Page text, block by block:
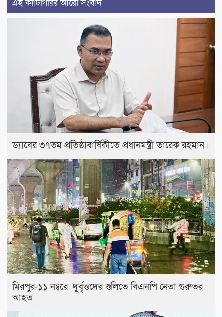
এই ক্যাটাগরির আরো সংবাদ
ড্যাবের ৩৭তম প্রতিষ্ঠাবার্ষিকীতে প্রধানমন্ত্রী তারেক রহমান।
মিরপুর-১১ নম্বরে দুর্বৃত্তদের গুলিতে বিএনপি নেতা গুরুতর
আহত